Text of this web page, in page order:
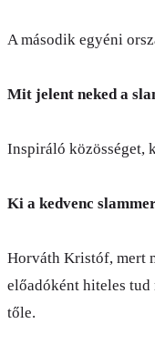
A második egyéni
Mit jelent neked a
Inspiráló közösséget,
Ki a kedvenc
Horváth Kristóf, mert
előadóként hiteles tud
tőle.